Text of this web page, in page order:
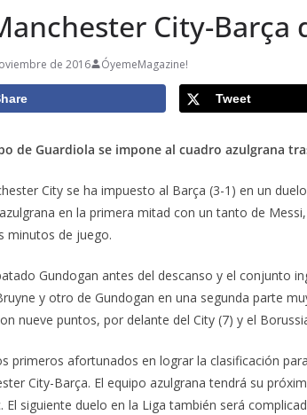
City-Barça
de 2016 ÓyemeMagazine!
Tweet
de Guardiola se impone al cuadro azulgrana
City se ha impuesto al Barça (3-1) en un
en la primera mitad con un tanto de
minutos de juego.
Gundogan antes del descanso y el conjunto
y otro de Gundogan en una segunda parte
nueve puntos, por delante del City (7) y el
primeros afortunados en lograr la clasificación
City-Barça. El equipo azulgrana tendrá su
El siguiente duelo en la Liga también será